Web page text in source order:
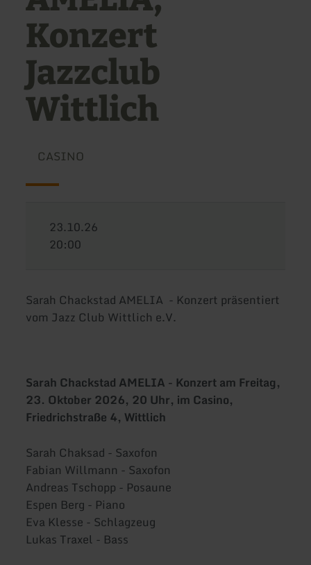
Konzert
Jazzclub
Wittlich
CASINO
23.10.26
20:00
Sarah Chackstad AMELIA - Konzert präsentiert
vom Jazz Club Wittlich e.V.
Sarah Chackstad AMELIA - Konzert am Freitag,
23. Oktober 2026, 20 Uhr, im Casino,
Friedrichstraße 4, Wittlich
Sarah Chaksad - Saxofon
Fabian Willmann - Saxofon
Andreas Tschopp - Posaune
Espen Berg - Piano
Eva Klesse - Schlagzeug
Lukas Traxel - Bass